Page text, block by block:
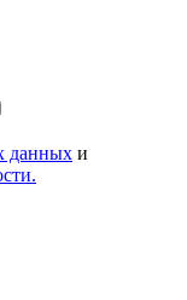
данных и